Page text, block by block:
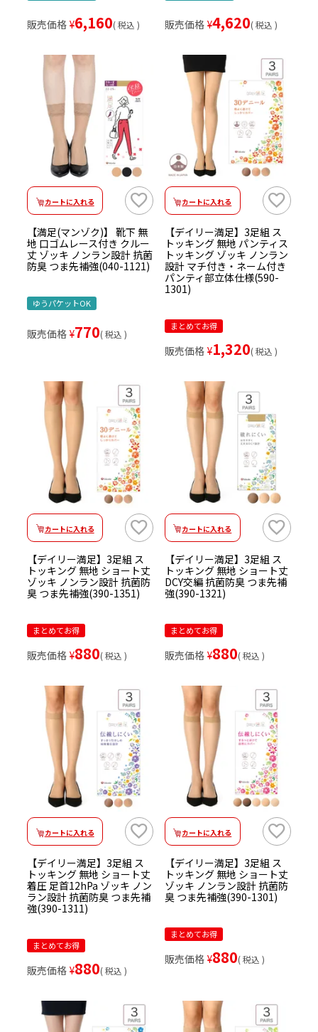
販売価格 ¥6,160 税込 販売価格 ¥4,620 税込
カートに入れる
【満足(マンゾク)】 靴下 無
地 口ゴムレース付き クルー
丈 ゾッキ ノンラン設計 抗菌
防臭 つま先補強(040-1121)
ゆうパケットOK
販売価格 ¥770 税込
カートに入れる
【デイリー満足】3足組 ス
トッキング 無地 パンティス
トッキング ゾッキ ノンラン
設計 マチ付き・ネーム付き
パンティ部立体仕様(590-
1301)
まとめてお得
販売価格 ¥1,320 税込
カートに入れる
【デイリー満足】3足組 ス
トッキング 無地 ショート丈
ゾッキ ノンラン設計 抗菌防
臭 つま先補強(390-1351)
まとめてお得
販売価格 ¥880 税込
カートに入れる
【デイリー満足】3足組 ス
トッキング 無地 ショート丈
DCY交編 抗菌防臭 つま先補
強(390-1321)
まとめてお得
販売価格 ¥880 税込
カートに入れる
【デイリー満足】3足組 ス
トッキング 無地 ショート丈
着圧 足首12hPa ゾッキ ノン
ラン設計 抗菌防臭 つま先補
強(390-1311)
まとめてお得
販売価格 ¥880 税込
カートに入れる
【デイリー満足】3足組 ス
トッキング 無地 ショート丈
ゾッキ ノンラン設計 抗菌防
臭 つま先補強(390-1301)
まとめてお得
販売価格 ¥880 税込